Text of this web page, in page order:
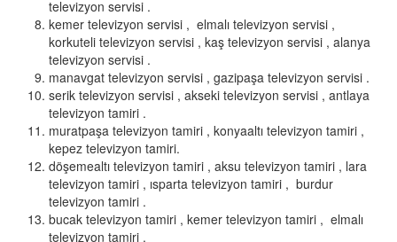
televizyon servisi .
kemer televizyon servisi , elmalı televizyon servisi ,
korkuteli televizyon servisi , kaş televizyon servisi , alanya
televizyon servisi .
manavgat televizyon servisi , gazipaşa televizyon servisi .
serik televizyon servisi , akseki televizyon servisi , antlaya
televizyon tamiri .
muratpaşa televizyon tamiri , konyaaltı televizyon tamiri ,
kepez televizyon tamiri.
döşemealtı televizyon tamiri , aksu televizyon tamiri , lara
televizyon tamiri , ısparta televizyon tamiri , burdur
televizyon tamiri .
bucak televizyon tamiri , kemer televizyon tamiri , elmalı
televizyon tamiri .